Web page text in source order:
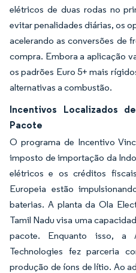
elétricos de duas rodas no
evitar penalidades diárias, os
acelerando as conversões de
compra. Embora a aplicação
os padrões Euro 5+ mais
alternativas a combustão.
Incentivos Localizados
Pacote
O programa de Incentivo
imposto de importação da
elétricos e os créditos
Europeia estão
baterias. A planta da Ola
Tamil Nadu visa uma
pacote. Enquanto isso, a
Technologies fez parceria
produção de íons de lítio. Ao